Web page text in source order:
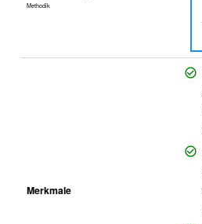
Methodik
Merkmale